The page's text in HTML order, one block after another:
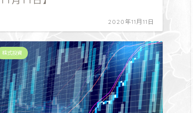
2020年11月11日
株式投資